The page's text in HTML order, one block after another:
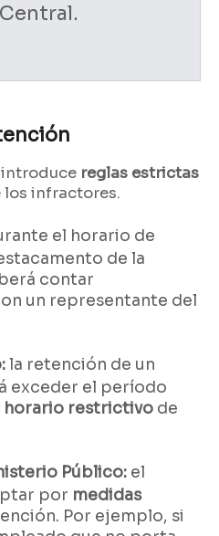
reglas estrictas
infractores.
el horario de
de la
contar
un representante del
la retención de un
exceder el período
horario restrictivo de
Público: el
por medidas
Por ejemplo, si